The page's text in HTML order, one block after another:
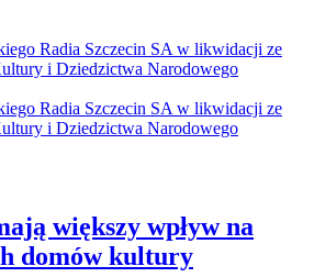
większy wpływ na
domów kultury